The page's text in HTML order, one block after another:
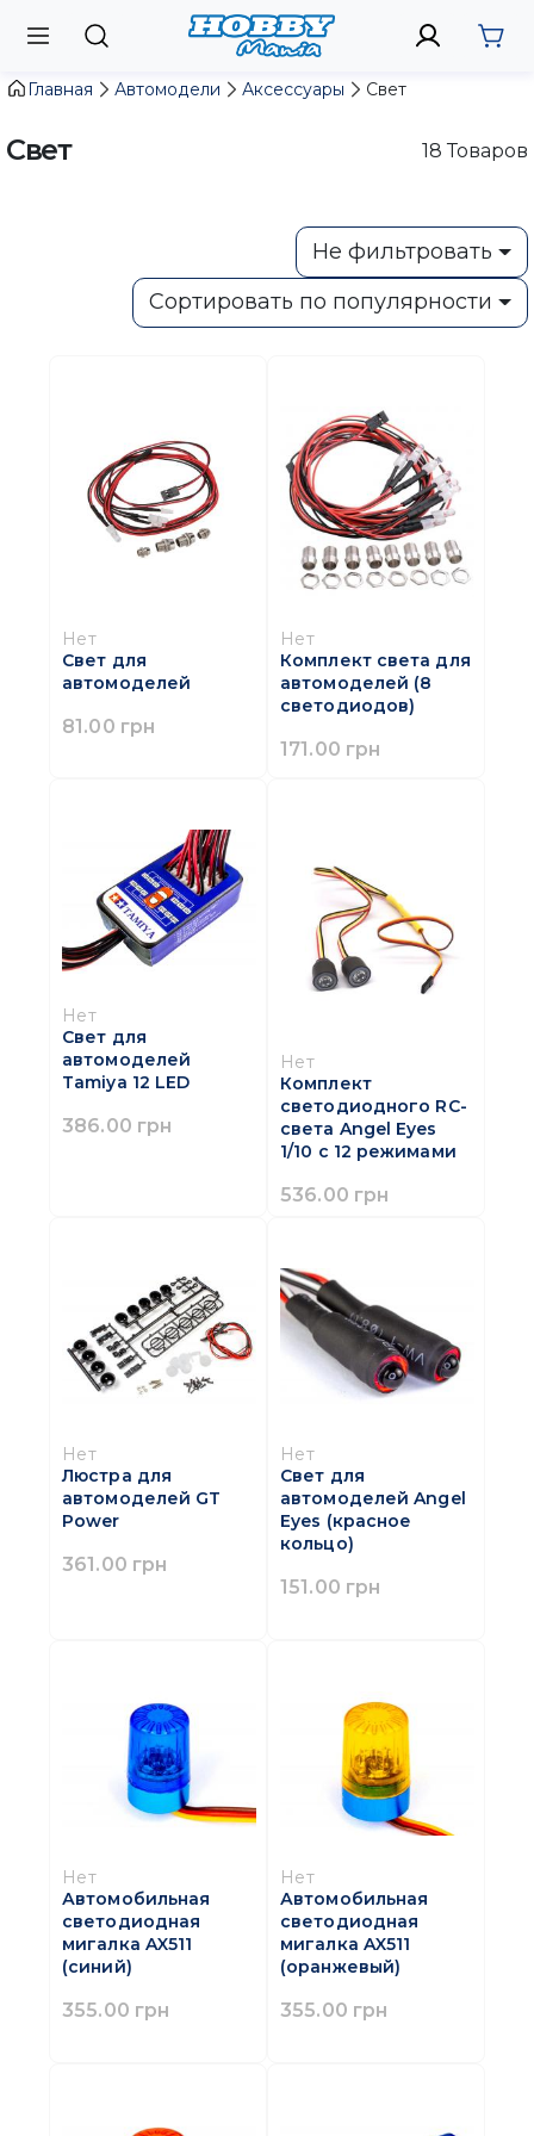
Главная Автомодели Аксессуары Свет
Свет 18 Товаров
Не фильтровать
Сортировать по популярности
Нет
Свет для
автомоделей
81.00 грн
Нет
Комплект света для
автомоделей (8
светодиодов)
171.00 грн
Нет
Свет для
автомоделей
Tamiya 12 LED
386.00 грн
Нет
Комплект
светодиодного RC-
света Angel Eyes
1/10 с 12 режимами
536.00 грн
Нет
Люстра для
автомоделей GT
Power
361.00 грн
Нет
Свет для
автомоделей Angel
Eyes (красное
кольцо)
151.00 грн
Нет
Автомобильная
светодиодная
мигалка AX511
(синий)
355.00 грн
Нет
Автомобильная
светодиодная
мигалка AX511
(оранжевый)
355.00 грн